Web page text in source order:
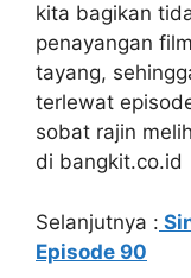
kita bagikan
penayangan
tayang,
terlewat
sobat rajin
di bangkit.co.id
Selanjutnya :
Episode 90